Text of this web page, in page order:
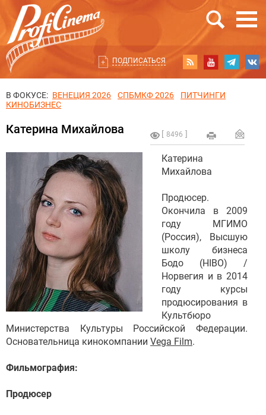
ПОДПИСАТЬСЯ
В ФОКУСЕ: ВЕНЕЦИЯ 2026 СПБМКФ 2026
ПИТЧИНГИ
КИНОБИЗНЕС
8496
Катерина Михайлова
Катерина
Михайлова
Продюсер.
Окончила в 2009
году МГИМО
(Россия), Высшую
школу бизнеса
Бодо (HIBO) /
Норвегия и в 2014
году курсы
продюсирования в
Культбюро
Министерства Культуры Российской Федерации.
Основательница кинокомпании Vega Film.
Фильмография:
Продюсер